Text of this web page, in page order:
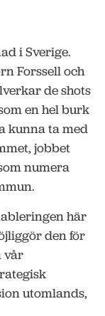
i Sverige.
Forssell och
de shots
en hel burk
kunna ta med
jobbet
numera
här
den för
vår
utomlands,